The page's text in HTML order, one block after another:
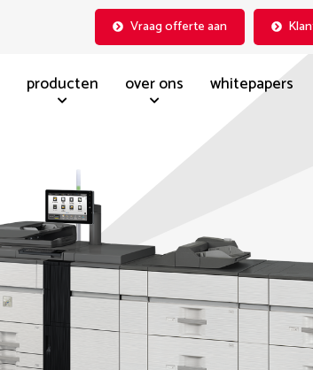
Vraag offerte aan
producten over ons whitepapers